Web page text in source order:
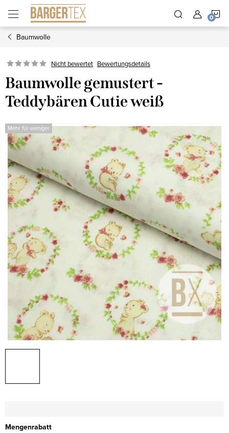
Inhalt
springen
Baumwolle
Nicht bewertet Bewertungsdetails
Baumwolle gemustert -
Teddybären Cutie weiß
Mehr für weniger
Mengenrabatt